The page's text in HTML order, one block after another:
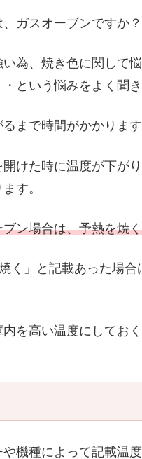
ガスオーブンですか
為、焼き色に関して
という悩みをよく聞き
まで時間がかかります
けた時に温度が下が
す。
ブン場合は、予熱を焼
く」と記載あった場
を高い温度にしてお
機種によって記載温